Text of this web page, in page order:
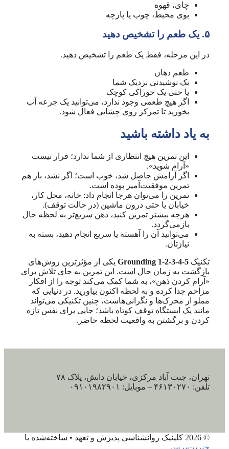
چای، قهوه
بوی محیط، چوب یا پارچه
۵. یک طعم را تشخیص دهید
در این مرحله، فقط یک طعم را تشخیص دهید.
طعم دهان
یک نوشیدنی نزدیک شما
یا حتی یک خوراکی کوچک
اگر هیچ طعمی وجود ندارد، می‌توانید یک جرعه آب
بخورید تا تمرکز روی چشایی فعال شود.
به یاد داشته باشید
این تمرین هیچ انتظاری از شما ندارد؛ قرار نیست
«آرام شوید».
اگر آرامش حاصل شد، خوب است؛ اگر نشد، باز هم
تمرین موفقیت‌آمیز بوده است.
تمرین را می‌توان هرجا انجام داد: خانه، محل کار،
خیابان یا حتی درون ماشین (در حالت توقف).
هرچه بیشتر تمرین کنید، ذهن سریع‌تر به لحظه حال
بازمی‌گردد.
می‌توانید آن را آهسته یا سریع انجام دهید، بسته به
نیازتان.
تکنیک Grounding 1-2-3-4-5 یکی از مؤثرترین روش‌های
بازگشت به زمان حال است. این تمرین به جای تلاش برای
«آرام کردن ذهن»، به شما کمک می‌کند توجه را از افکار
مزاحم جدا کرده و به لحظه اکنون بیاورید. در دنیایی که
مملو از محرک‌ها و نگرانی‌هاست، چنین تکنیکی می‌تواند
مانند یک ایستگاه توقف کوتاه باشد؛ جایی برای نفس تازه
کردن و برگشتن به واقعیت لحظه حاضر.
تهران، جنت آباد مرکزی، خیابان دانش، پلاک ۷۸
تلفن: ۴۶۱۳۰۲۷۰ – موبایل: ۰۹۱۰۱۹۸۲۹۰۱
© 2026 کلینیک روانشناسی پذیرش و تعهد
• ساخته‌شده با
جنریت‌پرس